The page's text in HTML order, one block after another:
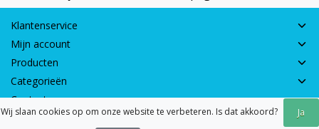
Klantenservice
Mijn account
Producten
Categorieën
Contactgegevens
Wij slaan cookies op om onze website te verbeteren. Is dat akkoord? Ja